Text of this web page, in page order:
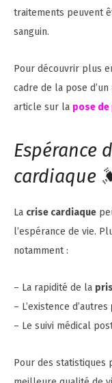
traitements peuvent
sanguin.
Pour découvrir plus
cadre de la pose
article sur la pose de
Espérance
cardiaque
La crise cardiaque
l’espérance de vie.
notamment :
– La rapidité de la
– L’existence d’autres
– Le suivi médical
Pour des statistiques